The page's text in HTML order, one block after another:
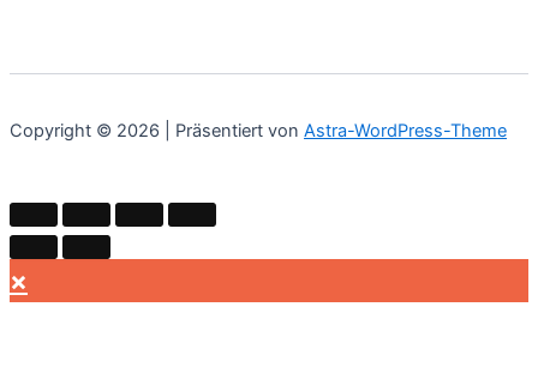
Copyright © 2026 | Präsentiert von Astra-WordPress-Theme
×